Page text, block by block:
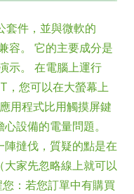
套件，並與微軟的
容。 它的主要成分是
示。 在電腦上運行
，您可以在大螢幕上
用程式比用觸摸屏鍵
設備的電量問題。
撻伐，質疑的點是在
家先忽略線上就可以
：若您訂單中有購買